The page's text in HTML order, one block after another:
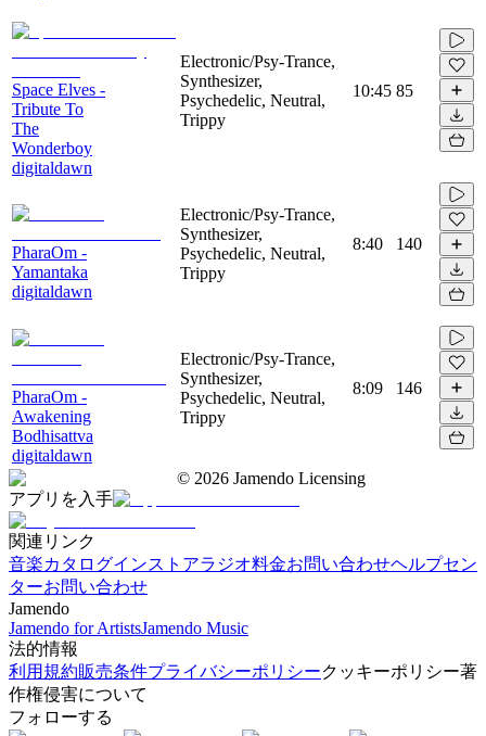
Space Elves -
Tribute To
The
Wonderboy
digitaldawn
Electronic/Psy-Trance,
Synthesizer,
Psychedelic, Neutral,
Trippy
10:45 85
PharaOm -
Yamantaka
digitaldawn
Electronic/Psy-Trance,
Synthesizer,
Psychedelic, Neutral,
Trippy
8:40 140
PharaOm -
Awakening
Bodhisattva
digitaldawn
Electronic/Psy-Trance,
Synthesizer,
Psychedelic, Neutral,
Trippy
8:09 146
© 2026 Jamendo Licensing
アプリを入手
関連リンク
音楽カタログインストアラジオ料金お問い合わせヘルプセン
ターお問い合わせ
Jamendo
Jamendo for ArtistsJamendo Music
法的情報
利用規約販売条件プライバシーポリシークッキーポリシー著
作権侵害について
フォローする